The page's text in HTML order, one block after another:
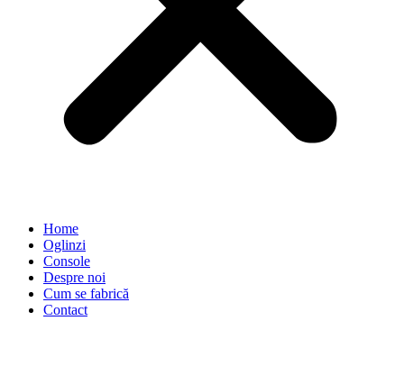
Home
Oglinzi
Console
Despre noi
Cum se fabrică
Contact